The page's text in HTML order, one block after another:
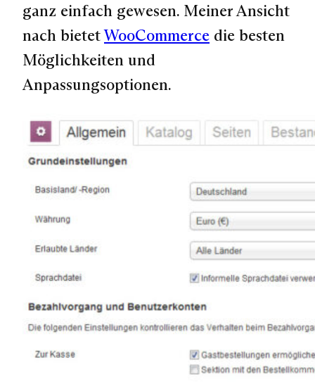
ganz einfach gewesen. Meiner Ansicht
nach bietetWooCommerce die besten
Möglichkeiten und
Anpassungsoptionen.